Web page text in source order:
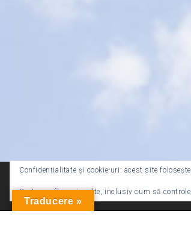
Traducere »
Confidențialitate și cookie-uri: acest site
Pentru a afla mai multe, inclusiv cum să